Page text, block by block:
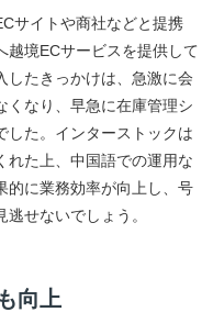
サイトや商社などと提携
越境ECサービスを提供して
したきっかけは、急激に会
くなり、早急に在庫管理シ
した。インターストックは
れた上、中国語での運用な
的に業務効率が向上し、号
せないでしょう。
向上